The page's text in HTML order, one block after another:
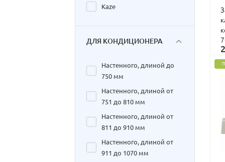
Kaze
ДЛЯ КОНДИЦИОНЕРА
Настенного, длиной до
750 мм
Настенного, длиной от
751 до 810 мм
Настенного, длиной от
811 до 910 мм
Настенного, длиной от
911 до 1070 мм